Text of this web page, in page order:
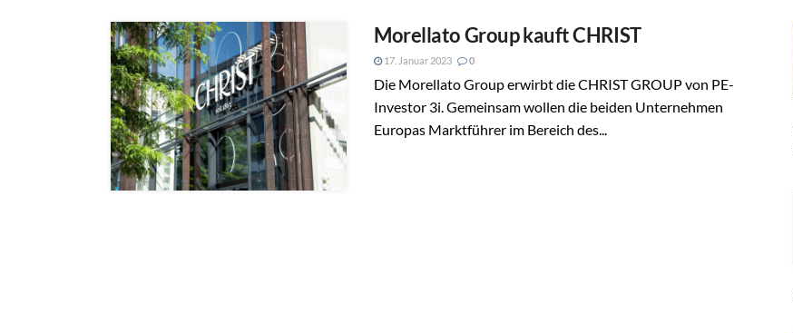
Morellato Group kauft CHRIST
17. Januar 2023 0
Die Morellato Group erwirbt die CHRIST GROUP von PE-
Investor 3i. Gemeinsam wollen die beiden Unternehmen
Europas Marktführer im Bereich des...